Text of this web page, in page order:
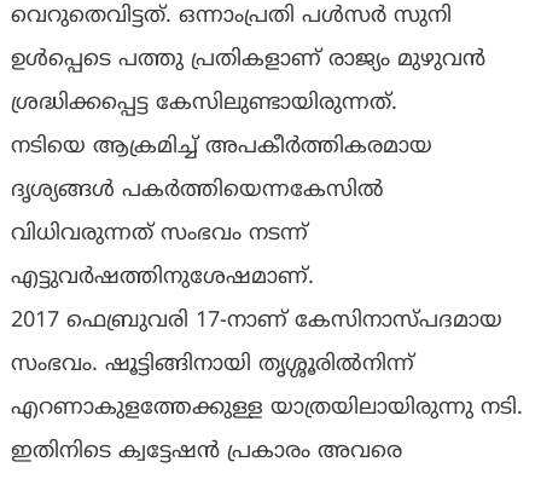
വെറുതെവിട്ടത്. ഒന്നാംപ്രതി പള്‍സര്‍ സുനി
ഉള്‍പ്പെടെ പത്തു പ്രതികളാണ് രാജ്യം മുഴുവന്‍
ശ്രദ്ധിക്കപ്പെട്ട കേസിലുണ്ടായിരുന്നത്.
നടിയെ ആക്രമിച്ച് അപകീര്‍ത്തികരമായ
ദൃശ്യങ്ങള്‍ പകര്‍ത്തിയെന്നകേസില്‍
വിധിവരുന്നത് സംഭവം നടന്ന്
എട്ടുവര്‍ഷത്തിനുശേഷമാണ്.
2017 ഫെബ്രുവരി 17-നാണ് കേസിനാസ്പദമായ
സംഭവം. ഷൂട്ടിങ്ങിനായി തൃശ്ശൂരില്‍നിന്ന്
എറണാകുളത്തേക്കുള്ള യാത്രയിലായിരുന്നു നടി.
ഇതിനിടെ ക്വട്ടേഷന്‍ പ്രകാരം അവരെ